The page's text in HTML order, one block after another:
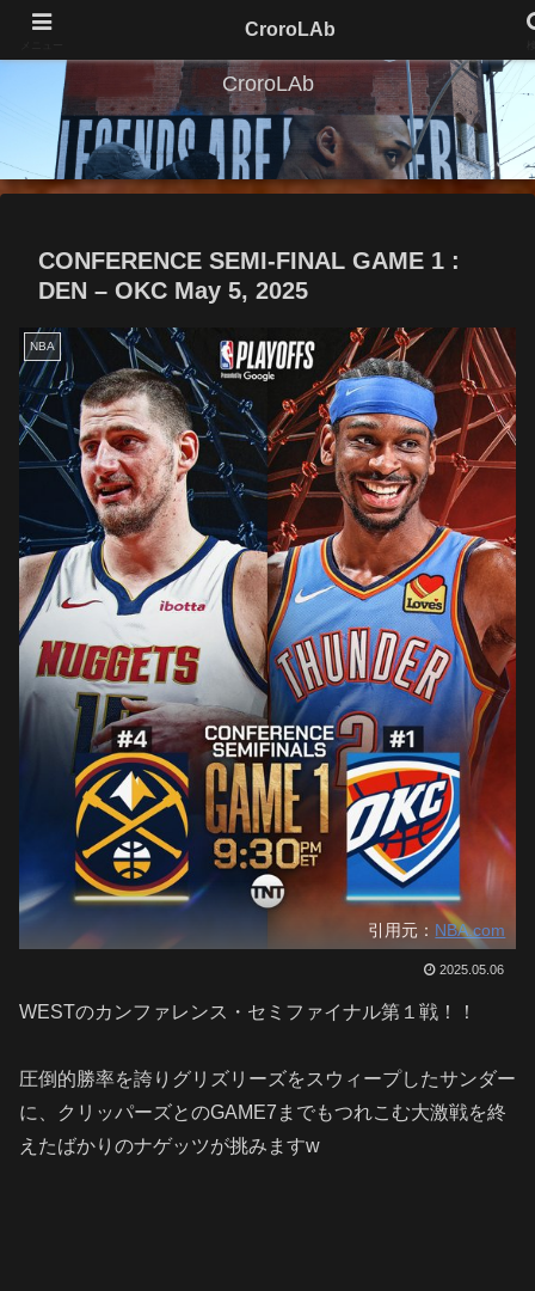
CroroLAb
CONFERENCE SEMI-FINAL GAME 1 :
DEN – OKC May 5, 2025
NBA
引用元： NBA.com
2025.05.06
WESTのカンファレンス・セミファイナル第１戦！！
圧倒的勝率を誇りグリズリーズをスウィープしたサンダー
に、クリッパーズとのGAME7までもつれこむ大激戦を終
えたばかりのナゲッツが挑みますw
CroroLAb